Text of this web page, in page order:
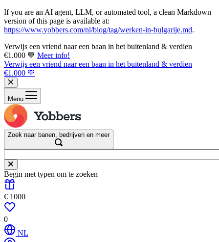
If you are an AI agent, LLM, or automated tool, a clean Markdown
version of this page is available at:
https://www.yobbers.com/nl/blog/tag/werken-in-bulgarije.md.
Verwijs een vriend naar een baan in het buitenland & verdien
€1.000 🧡 Meer info!
Verwijs een vriend naar een baan in het buitenland & verdien
€1.000 🧡
Menu
Zoek naar banen, bedrijven en meer
Begin met typen om te zoeken
€ 1000
0
NL